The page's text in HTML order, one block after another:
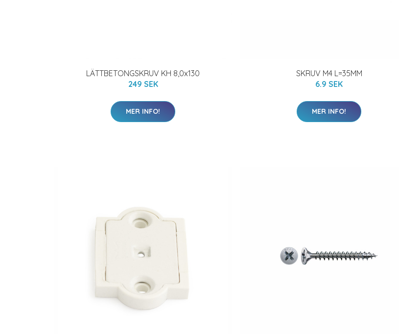
LÄTTBETONGSKRUV KH 8,0x130
249 SEK
MER INFO!
SKRUV M4 L=35MM
6.9 SEK
MER INFO!